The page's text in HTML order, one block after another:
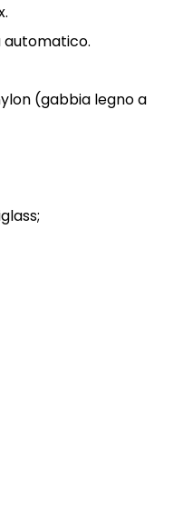
automatico.
(gabbia legno a